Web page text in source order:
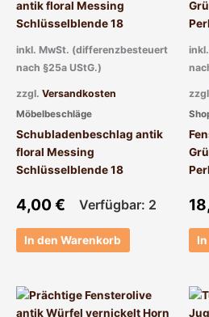
inkl. MwSt. (differenzbesteuert
nach §25a UStG.)
zzgl. Versandkosten
Möbelbeschläge
Schubladenbeschlag antik
floral Messing
Schlüsselblende 18
4,00€ Verfügbar: 2
In den Warenkorb